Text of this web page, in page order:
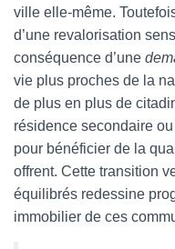
ville elle-même.
d’une revalorisation
conséquence d’une
vie plus proches de la
de plus en plus de
résidence secondaire
pour bénéficier de la
offrent. Cette transition
équilibrés redessine
immobilier de ces